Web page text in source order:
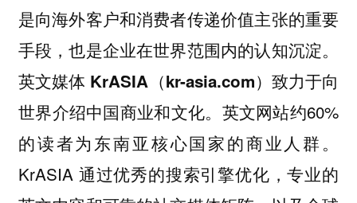
是向海外客户和消费者传递价值主张的重要
手段，也是企业在世界范围内的认知沉淀。
英文媒体 KrASIA（kr-asia.com）致力于向
世界介绍中国商业和文化。 英文网站约60%
的读者为东南亚核心国家的商业人群。
KrASIA 通过优秀的搜索引擎优化，专业的